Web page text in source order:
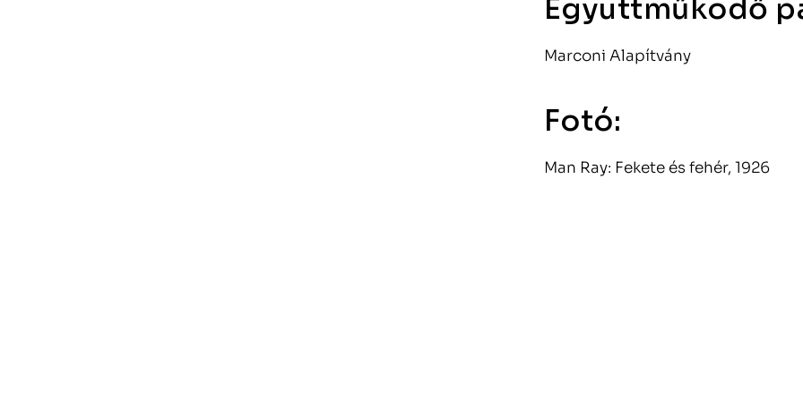
Együttműködő
Marconi Alapítvány
Fotó:
Man Ray: Fekete és fehér, 1926